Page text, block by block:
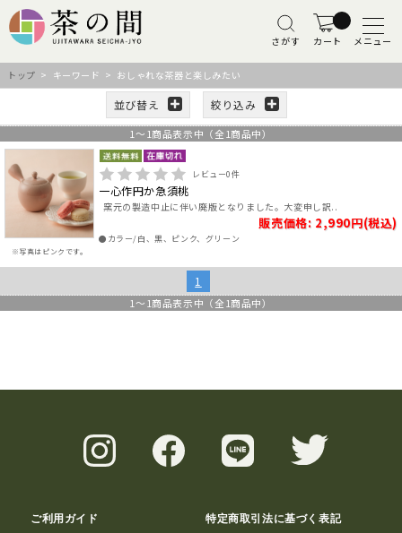
さがす カート メニュー
トップ > キーワード > おしゃれな茶器と楽しみたい
並び替え 絞り込み
1 ～ 1商品表示中（全 1商品中）
※写真はピンクです。
レビュー0件
一心作円か急須桃
窯元の製造中止に伴い廃版となりました。大変申し訳..
販売価格: 2,990円(税込)
●カラー/白、黒、ピンク、グリーン
1
1 ～ 1商品表示中（全 1商品中）
ご利用ガイド 特定商取引法に基づく表記